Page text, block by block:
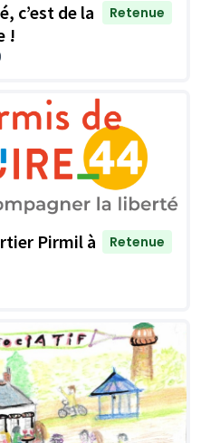
c’est de la
!
Retenue
Pirmil à
Retenue